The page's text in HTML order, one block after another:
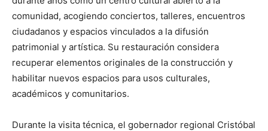
comunidad, acogiendo conciertos, talleres, encuentros
ciudadanos y espacios vinculados a la difusión
patrimonial y artística. Su restauración considera
recuperar elementos originales de la construcción y
habilitar nuevos espacios para usos culturales,
académicos y comunitarios.
Durante la visita técnica, el gobernador regional Cristóbal